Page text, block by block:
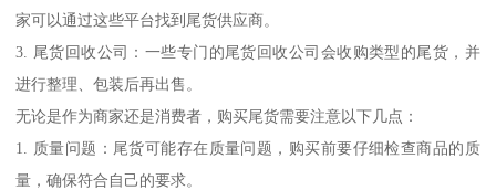
家可以通过这些平台找到尾货供应商。
3. 尾货回收公司：一些专门的尾货回收公司会收购类型的尾货，并
进行整理、包装后再出售。
无论是作为商家还是消费者，购买尾货需要注意以下几点：
1. 质量问题：尾货可能存在质量问题，购买前要仔细检查商品的质
量，确保符合自己的要求。